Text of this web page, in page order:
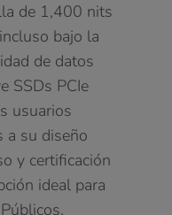
de 1,400 nits
bajo la
de datos
SSDs PCIe
usuarios
a su diseño
y certificación
ideal para